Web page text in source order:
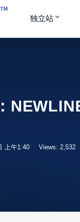
独立站
上午1:40 Views: 2,532